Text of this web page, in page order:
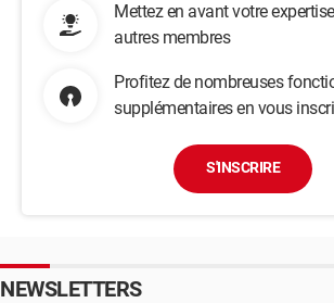
Mettez en avant votre
autres membres
Profitez de nombreuses
supplémentaires en vous
S'INSCRIRE
NEWSLETTERS